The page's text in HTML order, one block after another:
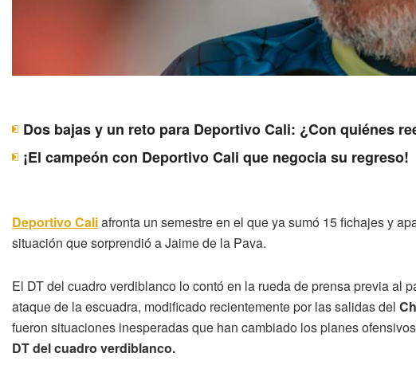
Dos bajas y un reto para Deportivo Cali: ¿Con quiénes
¡El campeón con Deportivo Cali que negocia su regreso!
Deportivo Caliafronta un semestre en el que ya sumó 15 fichajes y
situación que sorprendió a Jaime de la Pava.
El DT del cuadro verdiblanco lo contó en la rueda de prensa previa al
ataque de la escuadra, modificado recientemente por las salidas del
fueron situaciones inesperadas que han cambiado los planes
DT del cuadro verdiblanco.